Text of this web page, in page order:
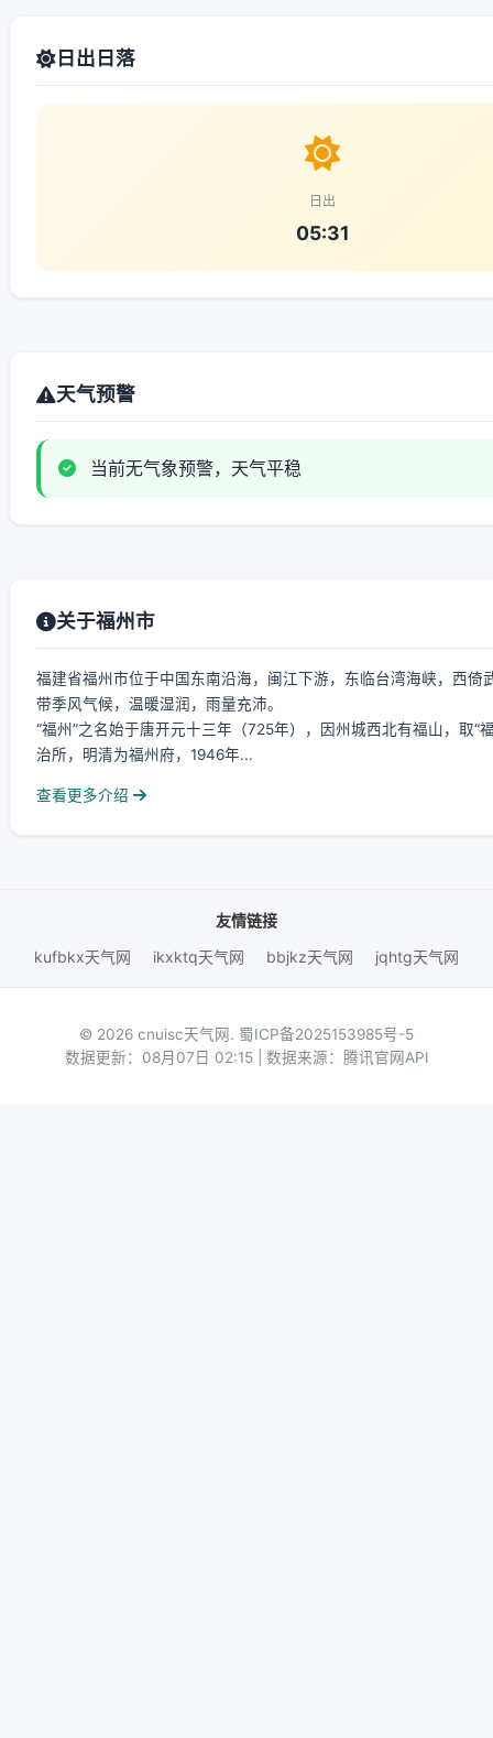
日出日落
日出
05:31
天气预警
当前无气象预警，天气平稳
关于福州市
福建省福州市位于中国东南沿海，闽江下游，东临台湾海峡，西倚
带季风气候，温暖湿润，雨量充沛。
“福州”之名始于唐开元十三年（725年），因州城西北有福山，取
治所，明清为福州府，1946年...
查看更多介绍
友情链接
kufbkx天气网
ikxktq天气网 bbjkz天气网 jqhtg天气网
© 2026 cnuisc天气网. 蜀ICP备2025153985号-5
数据更新：08月07日 02:15 | 数据来源：腾讯官网API